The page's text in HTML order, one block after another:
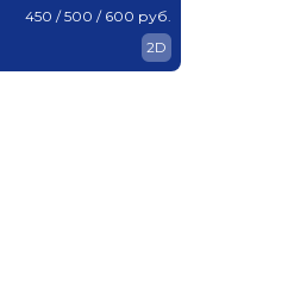
450 / 500 / 600 руб.
2D